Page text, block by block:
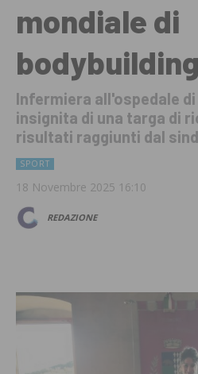
mondiale di
bodybuilding
Infermiera all'ospedale
insignita di una targa di
risultati raggiunti dal
SPORT
18 Novembre 2025 16:10
REDAZIONE